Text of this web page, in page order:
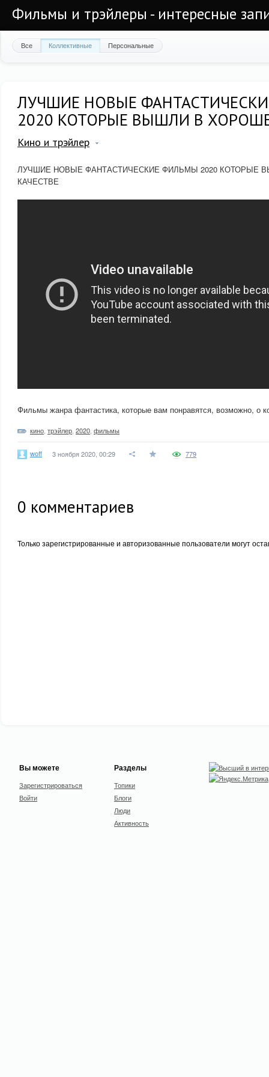
Фильмы и трэйлеры - интересные
Все Коллективные Персональные
ЛУЧШИЕ НОВЫЕ
2020 КОТОРЫЕ ВЫШЛИ В
Кино и трэйлер
ЛУЧШИЕ НОВЫЕ ФАНТАСТИЧЕСКИЕ ФИЛЬМЫ 2020 КОТОРЫЕ
КАЧЕСТВЕ
Фильмы жанра фантастика, которые вам понравятся, возможно, о
кино трэйлер 2020 фильмы
woff 3 ноября 2020, 00:29 779
0 комментариев
Только зарегистрированные и авторизованные пользователи могут
Вы можете
Зарегистрироваться
Войти
Разделы
Топики
Блоги
Люди
Активность